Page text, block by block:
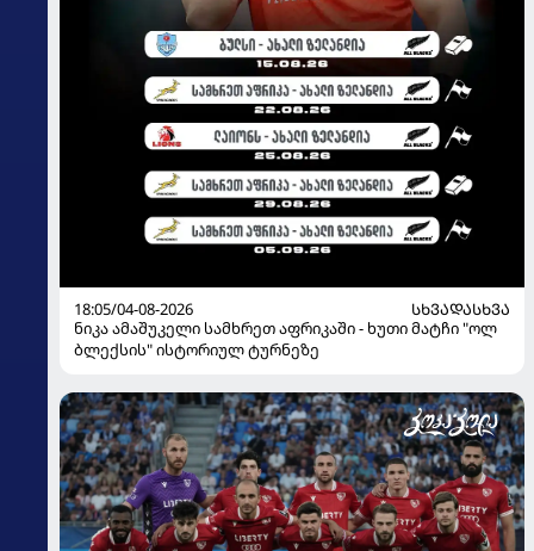
18:05/04-08-2026
ᲡᲮᲕᲐᲓᲐᲡᲮᲕᲐ
ნიკა ამაშუკელი სამხრეთ აფრიკაში - ხუთი მატჩი "ოლ
ბლექსის" ისტორიულ ტურნეზე